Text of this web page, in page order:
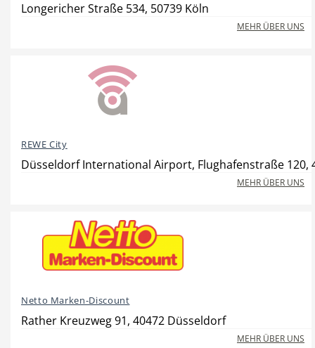
Beauty & Wellness
Handwerk Sport & Freizeit
Lokale Empfehlungen
Longericher Straße 534, 50739 Köln
MEHR ÜBER UNS
REWE City
Düsseldorf International Airport, Flughafenstraße 120,
MEHR ÜBER UNS
Netto Marken-Discount
Rather Kreuzweg 91, 40472 Düsseldorf
MEHR ÜBER UNS